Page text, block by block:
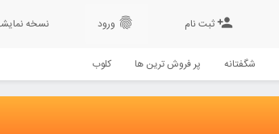
person_addثبت نام fingerprint ورود نسخه
شگفتانه پر فروش ترین ها کلوب